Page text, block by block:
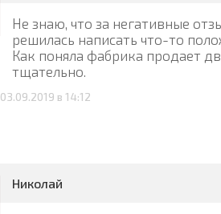
Не знаю, что за негативные
решилась написать что-то
Как поняла фабрика продает
тщательно.
03.09.2019 в 14:12
Николай